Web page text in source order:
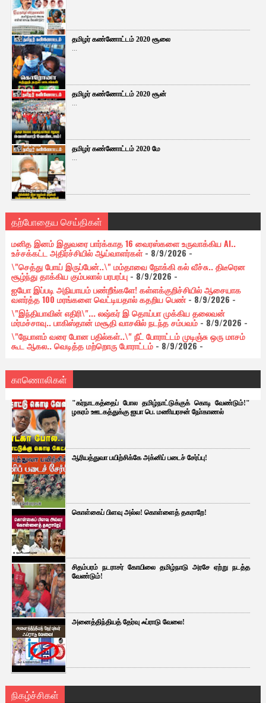
தமிழர் கண்ணோட்டம் 2020 சூலை
...
தமிழர் கண்ணோட்டம் 2020 சூன்
...
தமிழர் கண்ணோட்டம் 2020 மே
...
தற்போதைய செய்திகள்
மனித இனம் இதுவரை பார்க்காத 16 வைரஸ்களை உருவாக்கிய AI..
உச்சக்கட்ட அதிர்ச்சியில் ஆய்வாளர்கள்- 8/9/2026-
\"செத்து போய் இருப்பேன்..\" மம்தாவை நோக்கி கல் வீச்சு.. திடீரென
சூழ்ந்து தாக்கிய கும்பலால் பரபரப்பு- 8/9/2026 -
ஐயோ இப்படி அநியாயம் பண்றீங்களே! கள்ளக்குறிச்சியில் ஆசையாக
வளர்த்த 100 மரங்களை வெட்டியதால் கதறிய பெண்- 8/9/2026 -
\"இந்தியாவின் எதிரி\"... லஷ்கர் இ தொய்பா முக்கிய தலைவன்
மர்மச்சாவு.. பாகிஸ்தான் மசூதி வாசலில் நடந்த சம்பவம்- 8/9/2026 -
\"நேபாளம் வரை போன பதில்கள்..\" நீட் போராட்டம் முடிஞ்சு ஒரு மாசம்
கூட ஆகல.. வெடித்த மற்றொரு போராட்டம்- 8/9/2026-
காணொலிகள்
"கர்நாடகத்தைப் போல தமிழ்நாட்டுக்குக் கொடி வேண்டும்!"
ழகரம் ஊடகத்துக்கு ஐயா பெ. மணியரசன் நோ்காணல்
ஆரியத்துவா பயிற்சிக்கே அக்னிப் படைச் சேர்ப்பு!
கொள்கைப் பிளவு அல்ல! கொள்ளைத் தகராறே!
சிதம்பரம் நடராசர் கோயிலை தமிழ்நாடு அரசே ஏற்று நடத்த
வேண்டும்!
அனைத்திந்தியத் தேர்வு ஃப்ராடு வேலை!
நிகழ்ச்சிகள்